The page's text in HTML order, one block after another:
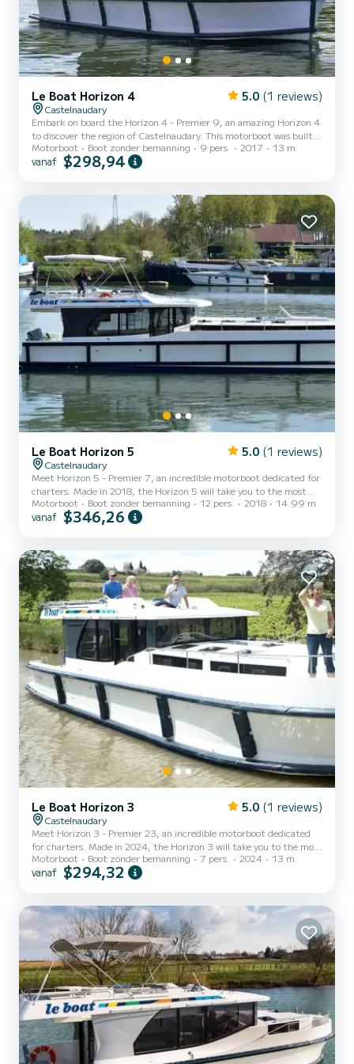
Le Boat Horizon 4 5.0 (1 reviews)
Castelnaudary
Embark on board the Horizon 4 - Premier 9, an amazing Horizon 4
to discover the region of Castelnaudary. This motorboot was built
in 2017 to ensure complete comfort and performance at sea. The
boat has 4 cabins with all comfort and a capacity of 9 people. With
toiletten met douche aan boord. Het heeft de...
Motorboot Boot zonder bemanning 9 pers. 2017 13 m
vanaf $298,94
Le Boat Horizon 5 5.0 (1 reviews)
Castelnaudary
Meet Horizon 5 - Premier 7, an incredible motorboot dedicated for
charters. Made in 2018, the Horizon 5 will take you to the most
beautiful anchorages in Castelnaudary. The boat has 5 cabins with
all comfort and a capacity of 12 people. With an overall length of
uitgerust met5 toilets met douche. Het heeft de volgende
uitrusting: TV, Buitendouche. We i...
Motorboot Boot zonder bemanning 12 pers. 2018 14.99 m
vanaf $346,26
Le Boat Horizon 3 5.0 (1 reviews)
Castelnaudary
Meet Horizon 3 - Premier 23, an incredible motorboot dedicated
for charters. Made in 2024, the Horizon 3 will take you to the most
beautiful anchorages in Castelnaudary. The boat has 3 cabins with
all comfort and a capacity of 7 people. With an overall length of 13
heeft Horizon 3 - Premier 23 3 toiletten met douche aan boord.
Het heeft de volgende uitrustin...
Motorboot Boot zonder bemanning 7 pers. 2024 13 m
vanaf $294,32